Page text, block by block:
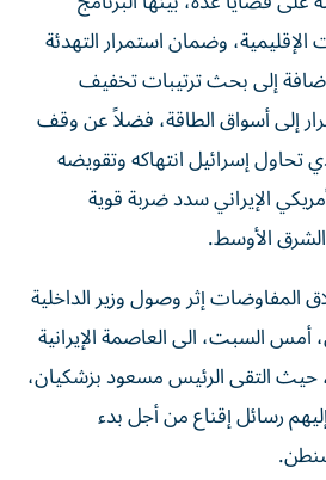
الإقليمية، وضمان استمرار التهدئة
إلى بحث ترتيبات تخفيف
إلى أسواق الطاقة، فضلاً عن وقف
تحاول إسرائيل انتهاكه وتقويضه
الإيراني سدد ضربة قوية
الأوسط.
المفاوضات إثر وصول وزیر الداخلیة
السبت، الی العاصمة الإیرانیة
حيث التقى الرئيس مسعود بزشكيان،
رسائل إقناع من أجل بدء